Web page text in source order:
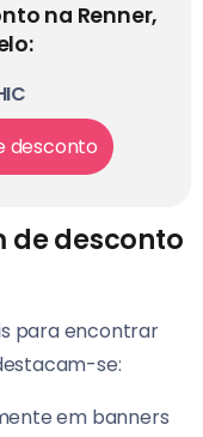
na Renner,
desconto
de desconto
para encontrar
se:
em banners